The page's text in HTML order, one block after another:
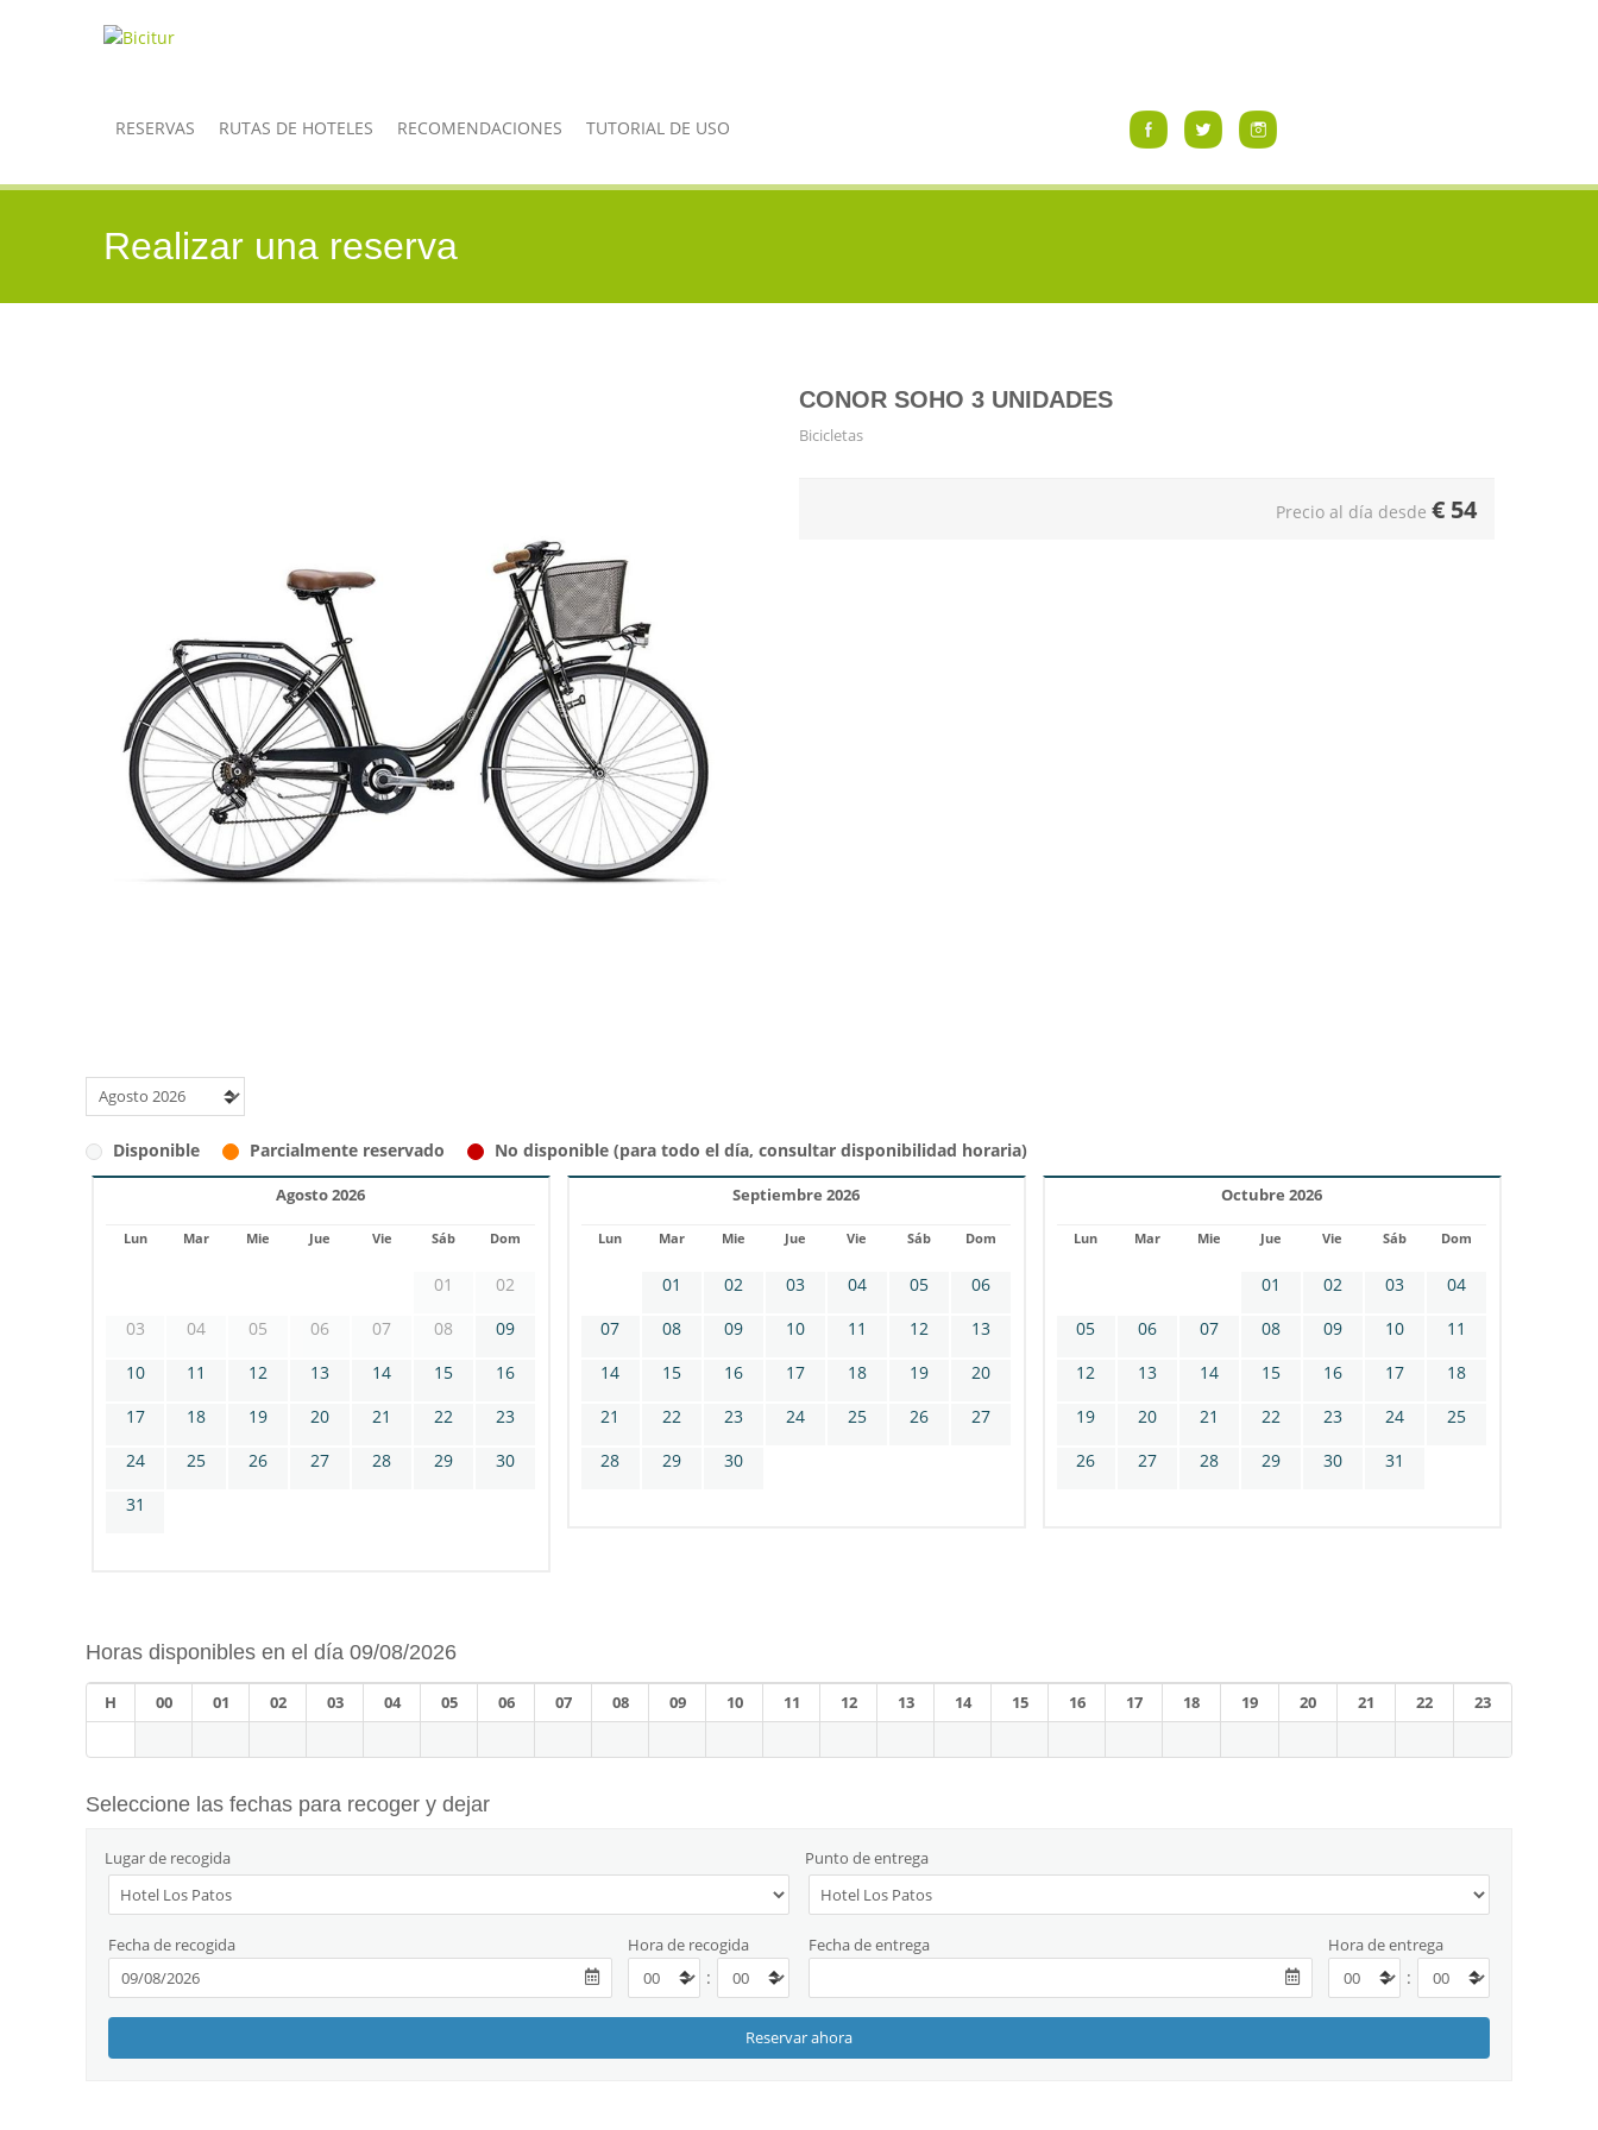
RESERVAS RUTAS DE HOTELES RECOMENDACIONES TUTORIAL DE USO
Realizar una reserva
CONOR SOHO 3 UNIDADES
Bicicletas
Precio al día desde € 54
Disponible Parcialmente reservado No disponible (para todo el día, consultar disponibilidad horaria)
Agosto 2026
Lun Mar Mie Jue Vie Sáb Dom
01
02
03
04 05 06 07 08
09
10
11 12 13 14 15
16
17
18 19 20 21 22
23
24
25 26 27 28 29
30
31
Septiembre 2026
Lun Mar Mie Jue Vie Sáb Dom
01 02 03 04 05
06
07
08 09 10 11 12
13
14
15 16 17 18 19
20
21
22 23 24 25 26
27
28
29 30
Octubre 2026
Lun Mar Mie Jue Vie Sáb Dom
01 02 03
04
05
06 07 08 09 10
11
12
13 14 15 16 17
18
19
20 21 22 23 24
25
26
27 28 29 30 31
Horas disponibles en el día 09/08/2026
H 00 01 02 03 04 05 06 07 08 09 10 11 12 13 14 15 16 17 18 19 20 21 22 23
Seleccione las fechas para recoger y dejar
Lugar de recogida Punto de entrega
Fecha de recogida Hora de recogida
:
Fecha de entrega Hora de entrega
: